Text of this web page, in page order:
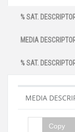
% SAT.
MEDIA
% SAT.
MEDIA
Copy